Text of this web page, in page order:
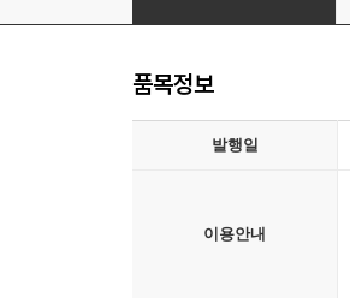
품목정보
발행일
이용안내